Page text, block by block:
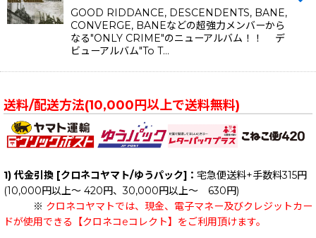
GOOD RIDDANCE, DESCENDENTS, BANE,
CONVERGE, BANEなどの超強力メンバーから
なる"ONLY CRIME"のニューアルバム！！ デ
ビューアルバム"To T…
送料/配送方法(10,000円以上で送料無料)
1) 代金引換 [クロネコヤマト/ゆうパック]： 宅急便送料+手数料315円
(10,000円以上～ 420円、30,000円以上～ 630円)
※ クロネコヤマトでは、現金、電子マネー及びクレジットカー
ドが使用できる【クロネコeコレクト】をご利用頂けます。